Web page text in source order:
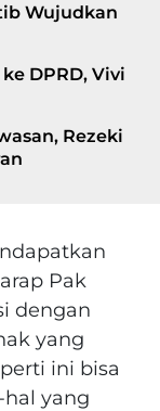
Wujudkan
DPRD, Vivi
Rezeki
Pak
dengan
yang
ini bisa
yang